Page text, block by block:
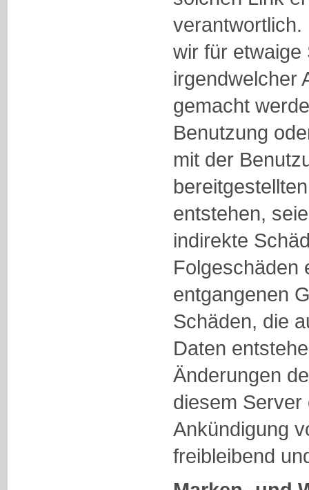
verantwortlich.
wir für etwaige
irgendwelcher
gemacht
Benutzung
mit der
entstehen,
indirekte
Folgeschäden
entgangenen
Schäden, die
Daten
Änderungen
diesem
Ankündigung
freibleibend